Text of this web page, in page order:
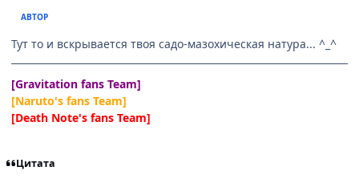
АВТОР
Тут то и вскрывается твоя садо-мазохическая натура... ^_^
[Gravitation fans Team]
[Naruto's fans Team]
[Death Note's fans Team]
Цитата